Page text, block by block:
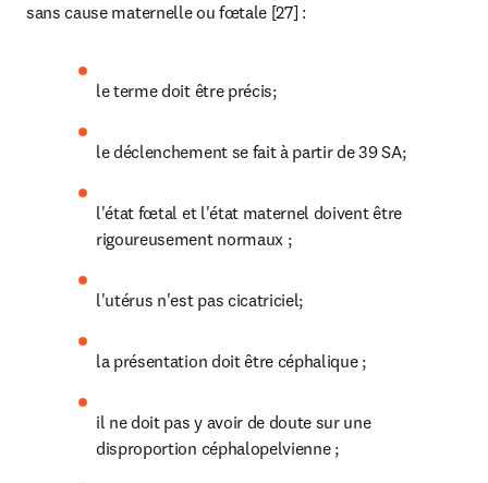
sans cause maternelle ou fœtale [27] :
le terme doit être précis;
le déclenchement se fait à partir de 39 SA;
l'état fœtal et l'état maternel doivent être
rigoureusement normaux ;
l'utérus n'est pas cicatriciel;
la présentation doit être céphalique ;
il ne doit pas y avoir de doute sur une
disproportion céphalopelvienne ;